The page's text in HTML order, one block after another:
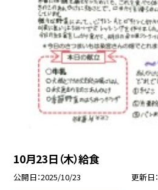
10月23日（木）給食
公開日 2025/10/23 更新日